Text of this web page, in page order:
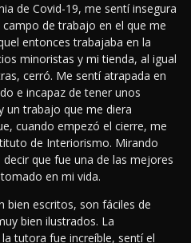
de Covid-19, me sentí insegura
de trabajo en el que me
entonces trabajaba en la
minoristas y mi tienda, al igual
cerró. Me sentí atrapada en
e incapaz de tener unos
un trabajo que me diera
cuando empezó el cierre, me
de Interiorismo. Mirando
que fue una de las mejores
en mi vida.
bien escritos, son fáciles de
bien ilustrados. La
tutora fue increíble, sentí el